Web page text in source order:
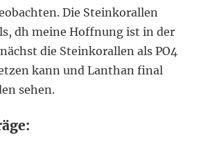
Die Steinkorallen
dh meine Hoffnung ist in der
die Steinkorallen als PO4
kann und Lanthan final
sehen.